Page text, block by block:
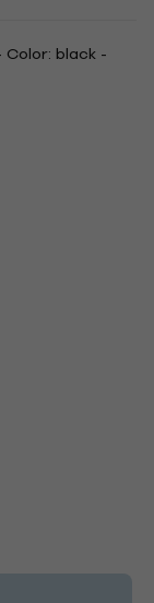
Color: black -